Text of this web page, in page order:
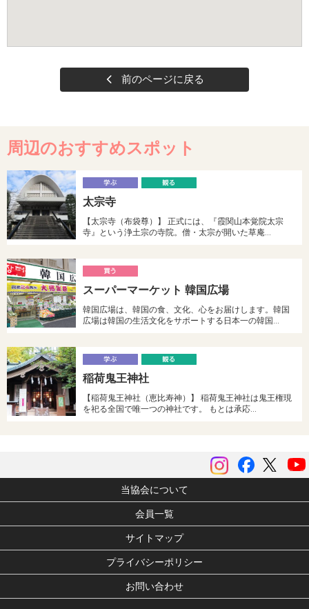
前のページに戻る
周辺のおすすめスポット
ぶ
太宗寺
【太宗寺（布袋尊）】 正式には、『霞関山本覚院太宗
寺』という浄土宗の寺院。僧・太宗が開いた草庵…
う
スーパーマーケット 韓国広場
韓国広場は、韓国の食、文化、心をお届けします。韓国
広場は韓国の生活文化をサポートする日本一の韓国…
ぶ
る
稲荷鬼王神社
【稲荷鬼王神社（恵比寿神）】 稲荷鬼王神社は鬼王権現
を祀る全国で唯一つの神社です。 もとは承応…
ツイ
Facebook
instagram
当協会について
会員一覧
サイトマップ
プライバシーポリシー
お問い合わせ